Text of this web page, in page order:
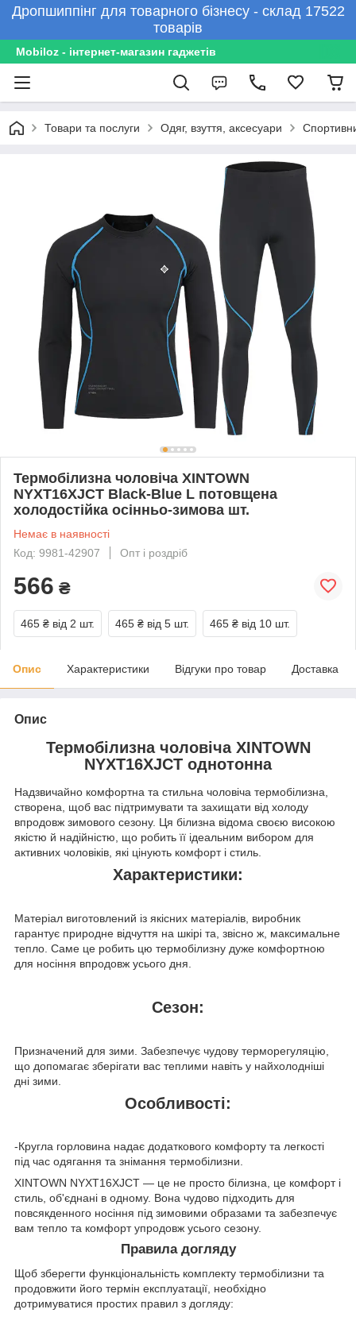
Дропшиппінг для товарного бізнесу - склад 17522
товарів
Mobiloz - інтернет-магазин гаджетів
Товари та послуги Одяг, взуття, аксесуари
Термобілизна чоловіча XINTOWN
NYXT16XJCT Black-Blue L потовщена
холодостійка осінньо-зимова шт.
Немає в наявності
Код: 9981-42907
Опт і роздріб
566 ₴
465 ₴ від 2 шт. 465 ₴ від 5 шт. 465 ₴ від 10 шт.
Опис Характеристики Відгуки про товар Доставка
Опис
Термобілизна чоловіча XINTOWN
NYXT16XJCT однотонна
Надзвичайно комфортна та стильна чоловіча термобілизна,
створена, щоб вас підтримувати та захищати від холоду
впродовж зимового сезону. Ця білизна відома своєю високою
якістю й надійністю, що робить її ідеальним вибором для
активних чоловіків, які цінують комфорт і стиль.
Характеристики:
Матеріал виготовлений із якісних матеріалів, виробник
гарантує природне відчуття на шкірі та, звісно ж, максимальне
тепло. Саме це робить цю термобілизну дуже комфортною
для носіння впродовж усього дня.
Сезон:
Призначений для зими. Забезпечує чудову терморегуляцію,
що допомагає зберігати вас теплими навіть у найхолодніші
дні зими.
Особливості:
-Кругла горловина надає додаткового комфорту та легкості
під час одягання та знімання термобілизни.
XINTOWN NYXT16XJCT — це не просто білизна, це комфорт і
стиль, об'єднані в одному. Вона чудово підходить для
повсякденного носіння під зимовими образами та забезпечує
вам тепло та комфорт упродовж усього сезону.
Правила догляду
Щоб зберегти функціональність комплекту термобілизни та
продовжити його термін експлуатації, необхідно
дотримуватися простих правил з догляду: